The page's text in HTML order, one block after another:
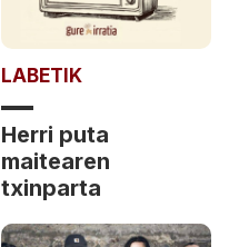
LABETIK
Herri puta
maitearen
txinparta